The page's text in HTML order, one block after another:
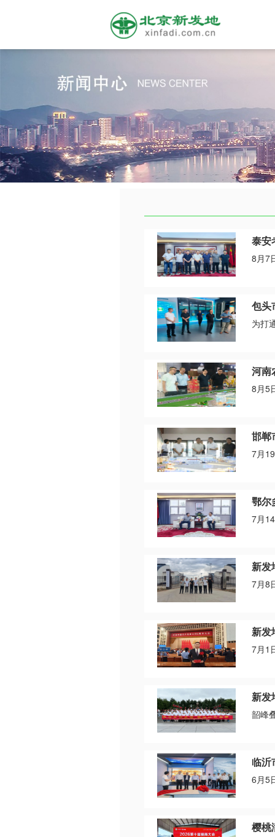
泰安
8月7
包头
为打
河南
8月5
邯郸
7月
鄂尔
7月
新发
7月8
新发
7月1
新发
韶峰
临沂
6月5
樱桃